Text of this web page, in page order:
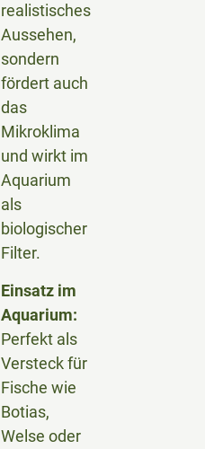
realistisches
Aussehen,
sondern
fördert auch
das
Mikroklima
und wirkt im
Aquarium
als
biologischer
Filter.
Einsatz im
Aquarium:
Perfekt als
Versteck für
Fische wie
Botias,
Welse oder